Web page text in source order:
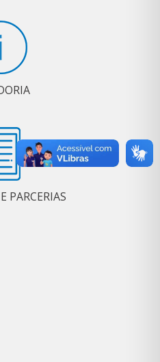
PARCERIAS